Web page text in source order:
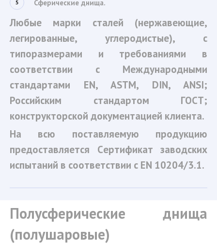
Сферические днища.
Любые марки сталей (нержавеющие,
легированные, углеродистые), с
типоразмерами и требованиями в
соответствии с Международными
стандартами EN, ASTM, DIN, ANSI;
Российским стандартом ГОСТ;
конструкторской документацией клиента.
На всю поставляемую продукцию
предоставляется Cертификат заводских
испытаний в соответствии с EN 10204/3.1.
Полусферические днища
(полушаровые)